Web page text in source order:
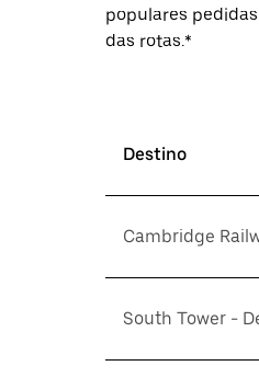
populares
das rotas.*
Destino
Cambridge
South Tower -